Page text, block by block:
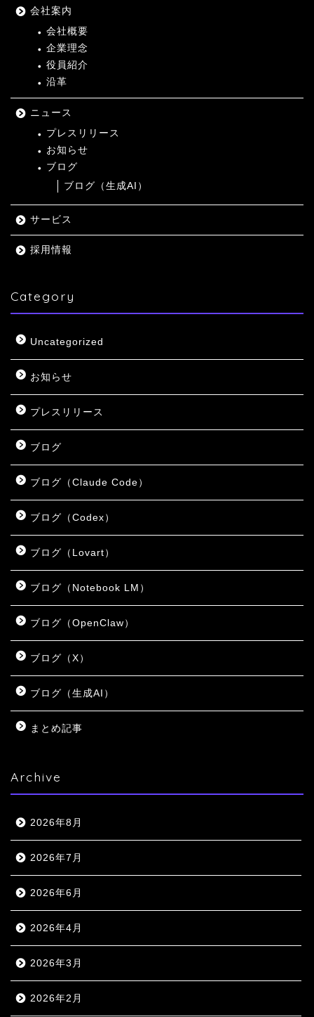
会社案内
会社概要
企業理念
役員紹介
沿革
ニュース
プレスリリース
お知らせ
ブログ
ブログ（生成AI）
サービス
採用情報
Category
Uncategorized
お知らせ
プレスリリース
ブログ
ブログ（Claude Code）
ブログ（Codex）
ブログ（Lovart）
ブログ（Notebook LM）
ブログ（OpenClaw）
ブログ（X）
ブログ（生成AI）
まとめ記事
Archive
2026年8月
2026年7月
2026年6月
2026年4月
2026年3月
2026年2月